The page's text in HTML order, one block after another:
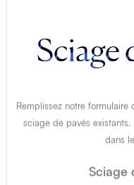
Sciage
sciage de pavés
dans